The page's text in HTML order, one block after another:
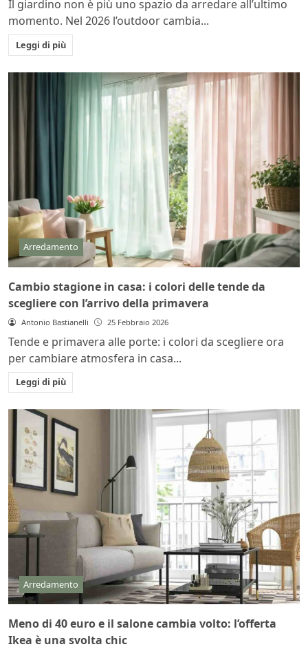
Il giardino non è più uno spazio da arredare all’ultimo
momento. Nel 2026 l’outdoor cambia...
Leggi di più
Arredamento
Cambio stagione in casa: i colori delle tende da
scegliere con l’arrivo della primavera
Antonio Bastianelli 25 Febbraio 2026
Tende e primavera alle porte: i colori da scegliere ora
per cambiare atmosfera in casa...
Leggi di più
Arredamento
Meno di 40 euro e il salone cambia volto: l’offerta
Ikea è una svolta chic